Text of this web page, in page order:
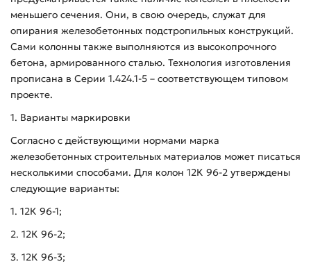
меньшего сечения. Они, в свою очередь, служат для
опирания железобетонных подстропильных конструкций.
Сами колонны также выполняются из высокопрочного
бетона, армированного сталью. Технология изготовления
прописана в Серии 1.424.1-5 – соответствующем типовом
проекте.
1. Варианты маркировки
Согласно с действующими нормами марка
железобетонных строительных материалов может писаться
несколькими способами. Для колон 12К 96-2 утверждены
следующие варианты:
1. 12К 96-1;
2. 12К 96-2;
3. 12К 96-3;